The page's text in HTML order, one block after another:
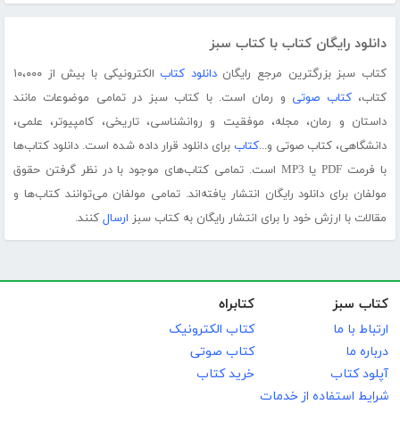
دانلود رایگان کتاب با کتاب سبز
کتاب سبز بزرگترین مرجع رایگاندانلود کتاب
الکترونیکی با بیش از ۱۰،۰۰۰
کتاب،کتاب صوتی و رمان است. با کتاب سبز در تمامی موضوعات مانند
داستان و رمان، مجله، موفقیت و روانشناسی، تاریخی، کامپیوتر، علمی،
دانشگاهی، کتاب صوتی و...کتاب برای دانلود قرار داده شده است. دانلود کتاب‌ها
با فرمت PDF یا MP3 است. تمامی کتاب‌های موجود با در نظر گرفتن حقوق
مولفان برای دانلود رایگان انتشار یافته‌اند. تمامی مولفان می‌توانند کتاب‌ها و
مقالات با ارزش خود را برای انتشار رایگان به کتاب سبز ارسال کنند.
کتاب سبز
ارتباط با ما
درباره ما
آپلود کتاب
شرایط استفاده از خدمات
کتابراه
کتاب الکترونیک
کتاب صوتی
خرید کتاب